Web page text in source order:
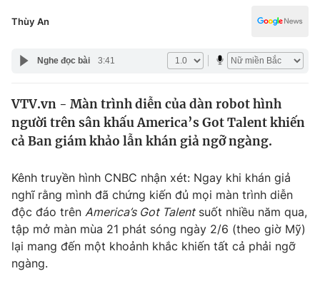
Y tế
Thế giới
Tin tức
Thế giới đó đây
Kinh tế
Tài chính
Thị trường
Góc doanh nghiệp
Truyền hình
Phim VTV
Hậu trường
Giải trí
Điện ảnh
Thùy An
Nghe đọc bài 3:41
VTV.vn - Màn trình diễn của dàn robot hình
người trên sân khấu America’s Got Talent khiến
cả Ban giám khảo lẫn khán giả ngỡ ngàng.
Kênh truyền hình CNBC nhận xét: Ngay khi khán giả
nghĩ rằng mình đã chứng kiến đủ mọi màn trình diễn
độc đáo trên America’s Got Talentsuốt nhiều năm qua,
tập mở màn mùa 21 phát sóng ngày 2/6 (theo giờ Mỹ)
lại mang đến một khoảnh khắc khiến tất cả phải ngỡ
ngàng.